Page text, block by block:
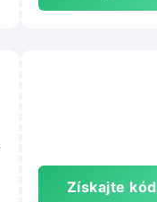
Získajte kód